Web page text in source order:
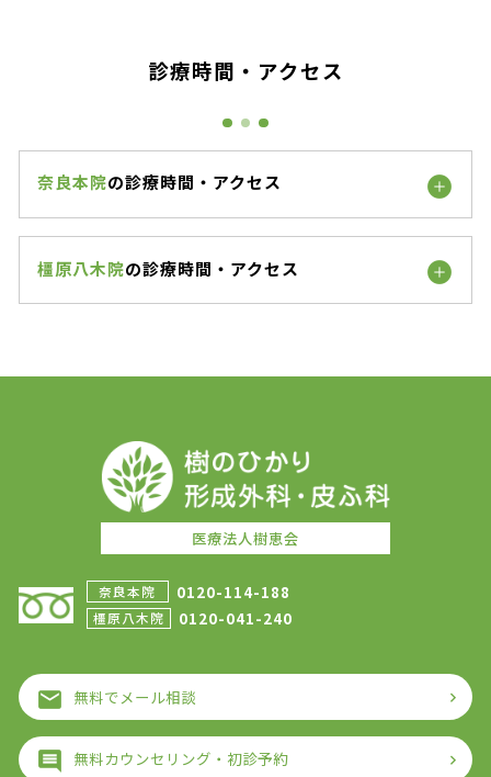
診療時間・アクセス
奈良本院の診療時間・アクセス
橿原八木院の診療時間・アクセス
医療法人樹恵会
奈良本院 0120-114-188
橿原八木院 0120-041-240
無料でメール相談
無料カウンセリング・初診予約